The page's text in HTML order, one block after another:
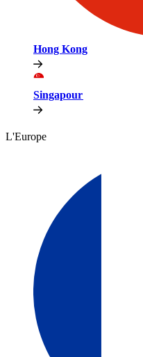
Hong Kong​​
Singapour​​
L'Europe​​